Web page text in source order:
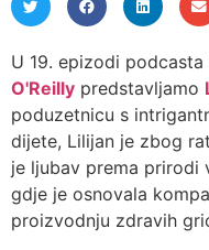
U 19. epizodi podcasta
O'Reilly predstavljamo
poduzetnicu s
dijete, Lilijan je zbog
je ljubav prema prirodi
gdje je osnovala
proizvodnju zdravih